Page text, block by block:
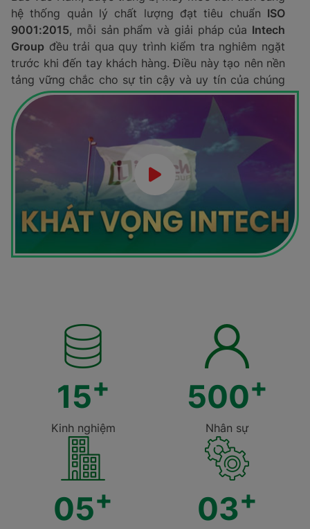
hệ thống quản lý chất lượng đạt tiêu chuẩn ISO
9001:2015, mỗi sản phẩm và giải pháp của Intech
Group đều trải qua quy trình kiểm tra nghiêm ngặt
trước khi đến tay khách hàng. Điều này tạo nên nền
tảng vững chắc cho sự tin cậy và uy tín của chúng
tôi.
Bên cạnh đó, trung tâm nghiên cứu và phát triển
(R&D) được đầu tư bài bản về nguồn lực tài chính
lẫn tâm huyết, giúp tạo ra những sản phẩm công
nghệ cao, đáp ứng các yêu cầu khắt khe trước khi
đưa vào sản xuất hàng loạt. Đây chính là yếu tố
quan trọng khẳng định vị thế của chúng tôi trên thị
trường trong nước và quốc tế.
Sự tin tưởng và đồng hành của
Quý Khách hàng,
Quý đối táctrong những năm qua là nguồn động
Chúng tôi kỳ vọng sẽ tiếp tục nhận được sự đồng
hành và tin tưởng từ quý vị trên chặng đường phía
trước, cùng nhau kiến tạo những giá trị bền vững,
xây dựng những điều tốt đẹp và phát triển thịnh
vượng lâu dài.
15+
Kinh nghiệm
500+
Nhân sự
05+ 03+